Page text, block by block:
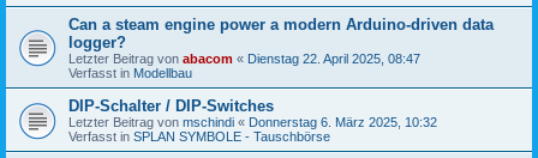
Can a steam engine power a modern Arduino-driven data
logger?
Letzter Beitrag von abacom « Dienstag 22. April 2025, 08:47
Verfasst in Modellbau
DIP-Schalter / DIP-Switches
Letzter Beitrag von mschindi « Donnerstag 6. März 2025, 10:32
Verfasst in SPLAN SYMBOLE - Tauschbörse